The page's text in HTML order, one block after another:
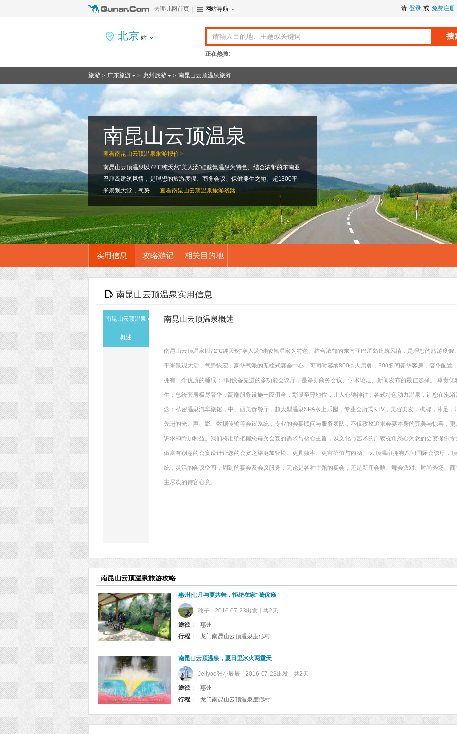
请 登录 或 免费注册
去哪儿网首页 网站导航
北京 站 搜
正在热搜:
旅游 > 广东旅游 > 惠州旅游 > 南昆山云顶温泉旅游
查看南昆山云顶温泉旅游报价 >
南昆山云顶温泉
南昆山云顶温泉以72℃纯天然“美人汤”硅酸氟温泉为特色、结合浓郁的东南亚
巴厘岛建筑风情，是理想的旅游度假、商务会议、保健养生之地。超1300平
米景观大堂，气势...
查看南昆山云顶温泉旅游线路
实用信息 攻略游记 相关目的地
南昆山云顶温泉实用信息
南昆山云顶温泉
概述
南昆山云顶温泉概述
南昆山云顶温泉以72℃纯天然“美人汤”硅酸氟温泉为特色、结合浓郁的东南亚巴厘岛建筑风情，是理想的旅游度
平米景观大堂，气势恢宏；豪华气派的无柱式宴会中心，可同时容纳800余人用餐；300多间豪华客房，奢华配置
拥有一个优质的睡眠；8间设备先进的多功能会议厅，是举办商务会议、学术论坛、新闻发布的最佳选择。 尊贵
生；总统套房极尽奢华，高端服务设施一应俱全，彰显至尊地位，让人心驰神往；各式特色动力温泉，让您在泡
念；私密温泉汽车旅馆，中、西美食餐厅，超大型温泉SPA水上乐园，专业会所式KTV，美容美发，棋牌，沐足
先进的光、声、影、数据传输等会议系统，专业的会宴顾问与服务团队，不仅孜孜追求会宴本身的完美与惊喜，
诉求和附加利益。我们将准确把握您每次会宴的需求与核心主旨，以文化与艺术的广袤视角悉心为您的会宴提供
做富有创意的会宴设计让您的会宴之旅更加轻松、更具效率、更富价值与内涵。 云顶温泉拥有八间国际会议厅，
统，灵活的会议空间，周到的宴会及会议服务，无论是各种主题的宴会，还是新闻会晤、舞会派对、时尚秀场、
主尽欢的待客心意。
南昆山云顶温泉旅游攻略
惠州|七月与夏共舞，拒绝在家“葛优瘫“
稔子 2016-07-23出发 共2天
途径：
惠州
行程：
龙门南昆山云顶温泉度假村
南昆山云顶温泉，夏日里冰火两重天
Jellyoo张小辰辰 2016-07-23出发 共2天
途径：
惠州
行程：
龙门南昆山云顶温泉度假村